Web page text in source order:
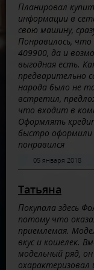
Планировал
информации в
свою машину,
Понравилось,
409900, да и
выгодная есть.
предварительно
народа было не
встретил,
что входит в
Оформлять
быстро оформили
понравился
05 января 2018
Татьяна
Покупала здесь
потому что
приемлемая.
вкус и кошелек.
модельный ряд,
охарактеризовал